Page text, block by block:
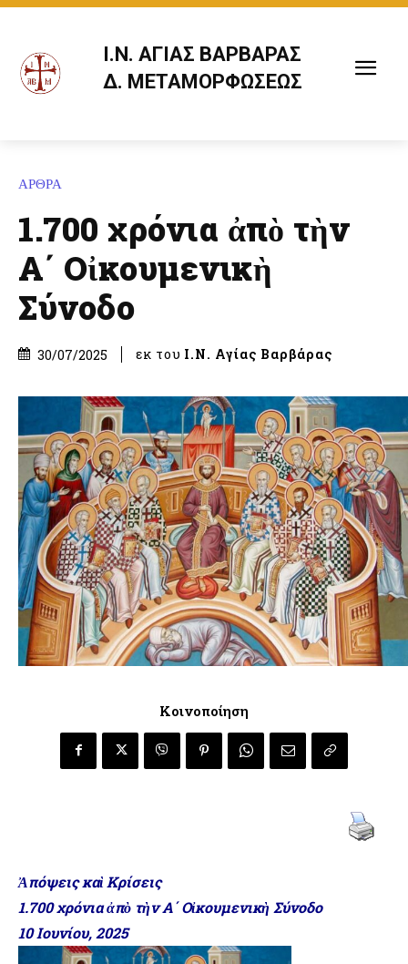
Ι.Ν. ΑΓΙΑΣ ΒΑΡΒΑΡΑΣ
Δ. ΜΕΤΑΜΟΡΦΩΣΕΩΣ
ΑΡΘΡΑ
1.700 χρόνια ἀπὸ τὴν
Α΄ Οἰκουμενικὴ
Σύνοδο
30/07/2025 εκ του Ι.Ν. Αγίας Βαρβάρας
Κοινοποίηση
Ἀπόψεις καὶ Κρίσεις
1.700 χρόνια ἀπὸ τὴν Α΄ Οἰκουμενικὴ Σύνοδο
10 Ιουνίου, 2025